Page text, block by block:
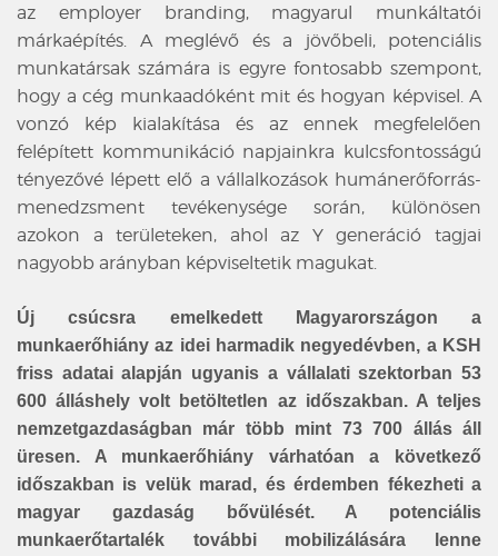
az employer branding, magyarul munkáltatói
márkaépítés. A meglévő és a jövőbeli, potenciális
munkatársak számára is egyre fontosabb szempont,
hogy a cég munkaadóként mit és hogyan képvisel. A
vonzó kép kialakítása és az ennek megfelelően
felépített kommunikáció napjainkra kulcsfontosságú
tényezővé lépett elő a vállalkozások humánerőforrás-
menedzsment tevékenysége során, különösen
azokon a területeken, ahol az Y generáció tagjai
nagyobb arányban képviseltetik magukat.
Új csúcsra emelkedett Magyarországon a
munkaerőhiány az idei harmadik negyedévben, a KSH
friss adatai alapján ugyanis a vállalati szektorban 53
600 álláshely volt betöltetlen az időszakban. A teljes
nemzetgazdaságban már több mint 73 700 állás áll
üresen. A munkaerőhiány várhatóan a következő
időszakban is velük marad, és érdemben fékezheti a
magyar gazdaság bővülését. A potenciális
munkaerőtartalék további mobilizálására lenne